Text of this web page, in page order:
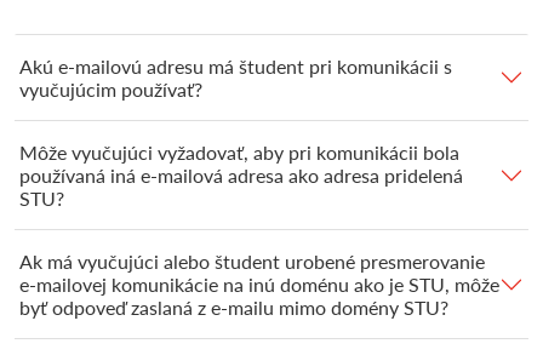
Akú e-mailovú adresu má študent pri komunikácii s
vyučujúcim používať?
Môže vyučujúci vyžadovať, aby pri komunikácii bola
používaná iná e-mailová adresa ako adresa pridelená
STU?
Ak má vyučujúci alebo študent urobené presmerovanie
e-mailovej komunikácie na inú doménu ako je STU, môže
byť odpoveď zaslaná z e-mailu mimo domény STU?